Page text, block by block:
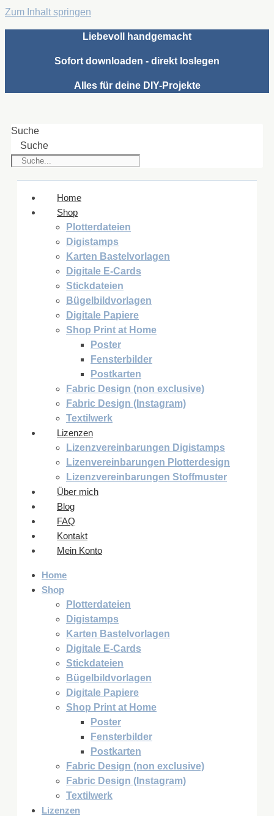
Zum Inhalt springen
Liebevoll handgemacht
Sofort downloaden - direkt loslegen
Alles für deine DIY-Projekte
Suche
Suche
Home
Shop
Plotterdateien
Digistamps
Karten Bastelvorlagen
Digitale E-Cards
Stickdateien
Bügelbildvorlagen
Digitale Papiere
Shop Print at Home
Poster
Fensterbilder
Postkarten
Fabric Design (non exclusive)
Fabric Design (Instagram)
Textilwerk
Lizenzen
Lizenzvereinbarungen Digistamps
Lizenvereinbarungen Plotterdesign
Lizenzvereinbarungen Stoffmuster
Über mich
Blog
FAQ
Kontakt
Mein Konto
Home
Shop
Plotterdateien
Digistamps
Karten Bastelvorlagen
Digitale E-Cards
Stickdateien
Bügelbildvorlagen
Digitale Papiere
Shop Print at Home
Poster
Fensterbilder
Postkarten
Fabric Design (non exclusive)
Fabric Design (Instagram)
Textilwerk
Lizenzen